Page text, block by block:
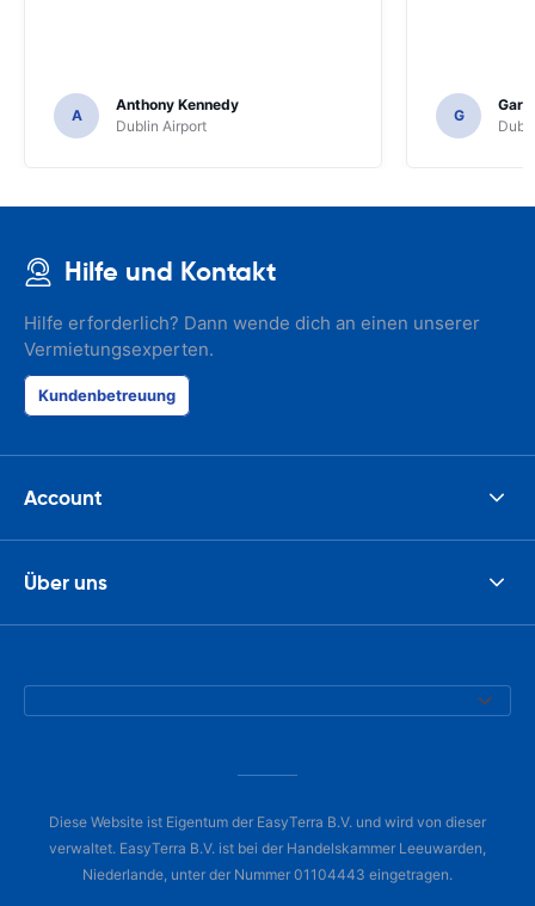
A
Anthony Kennedy
Dublin Airport
G
Gary
Hilfe und Kontakt
Hilfe erforderlich? Dann wende dich an einen unserer
Vermietungsexperten.
Kundenbetreuung
Account
Über uns
Diese Website ist Eigentum der EasyTerra B.V. und wird von dieser
verwaltet. EasyTerra B.V. ist bei der Handelskammer Leeuwarden,
Niederlande, unter der Nummer 01104443 eingetragen.